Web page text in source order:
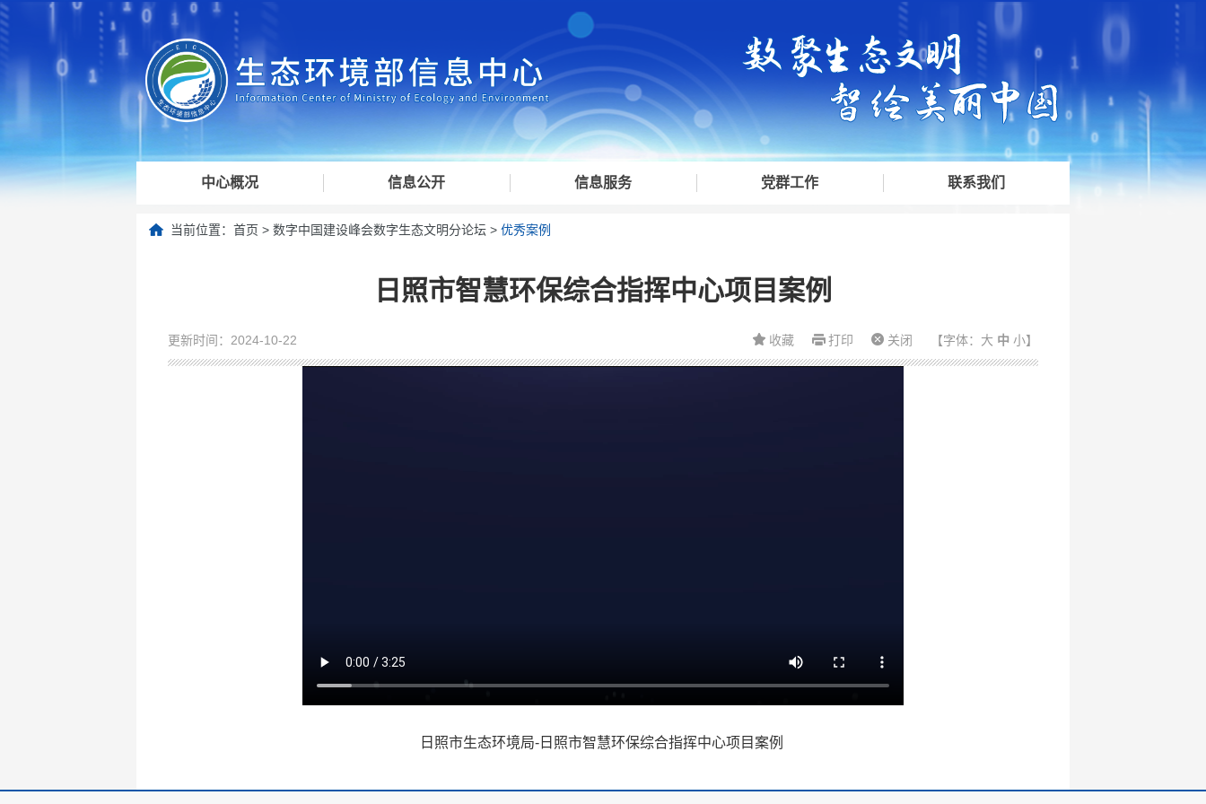
中心概况 信息公开 信息服务 党群工作 联系我们
当前位置： 首页 > 数字中国建设峰会数字生态文明分论坛 > 优秀案例
日照市智慧环保综合指挥中心项目案例
更新时间：2024-10-22 收藏 打印 关闭 【字体： 大 中 小】
日照市生态环境局-日照市智慧环保综合指挥中心项目案例